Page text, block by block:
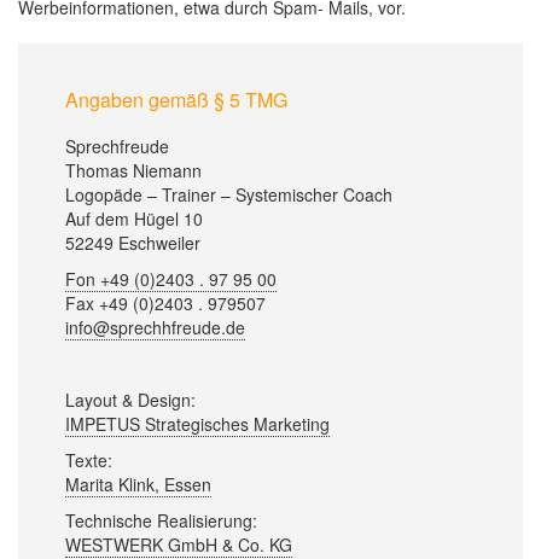
Werbeinformationen, etwa durch Spam- Mails, vor.
Angaben gemäß § 5 TMG
Sprechfreude
Thomas Niemann
Logopäde – Trainer – Systemischer Coach
Auf dem Hügel 10
52249 Eschweiler
Fon +49 (0)2403 . 97 95 00
Fax +49 (0)2403 . 979507
info@sprechhfreude.de
Layout & Design:
IMPETUS Strategisches Marketing
Texte:
Marita Klink, Essen
Technische Realisierung:
WESTWERK GmbH & Co. KG